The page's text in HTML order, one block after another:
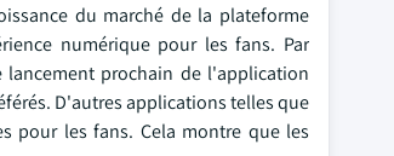
du marché de la plateforme
numérique pour les fans. Par
lancement prochain de l'application
D'autres applications telles que
pour les fans. Cela montre que les